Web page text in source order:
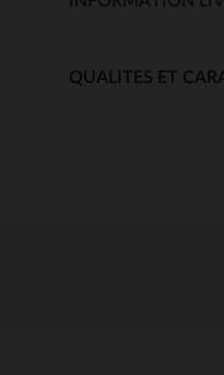
QUALITES ET